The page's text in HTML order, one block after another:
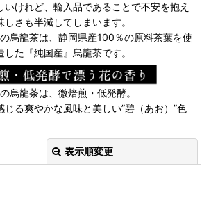
けれど、輸入品であることで不安を抱え
さも半減してしまいます。
烏龍茶は、静岡県産100％の原料茶葉を使
た『純国産』烏龍茶です。
烏龍茶は、微焙煎・低発酵。
る爽やかな風味と美しい”碧（あお）”色
表示順変更